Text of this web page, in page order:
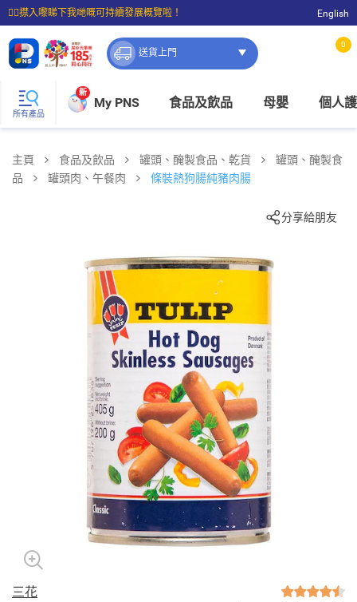
☝🏼㩒入嚟睇下我哋嘅可持續發展概覽啦！
⭐購物滿$399即享免費送貨；滿$100即可免費店取。
English
送貨上門
0
所有產品
新
My PNS 食品及飲品 母嬰 個人
主頁 食品及飲品 罐頭、醃製食品、乾貨
罐頭、醃製食
品
罐頭肉、午餐肉 條裝熱狗腸純豬肉腸
分享給朋友
三花